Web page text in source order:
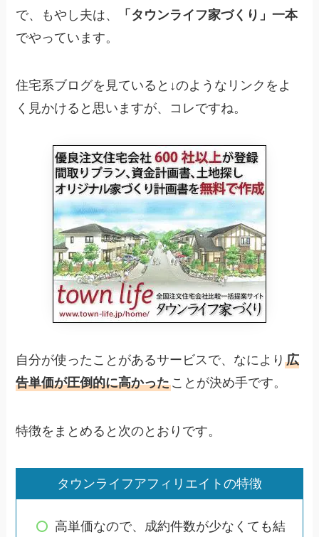
で、もやし夫は、
「タウンライフ家づくり」一本
でやっています。
住宅系ブログを見ていると↓のようなリンクをよ
く見かけると思いますが、コレですね。
自分が使ったことがあるサービスで、なにより広
告単価が圧倒的に高かったことが決め手です。
特徴をまとめると次のとおりです。
タウンライフアフィリエイトの特徴
高単価なので、成約件数が少なくても結